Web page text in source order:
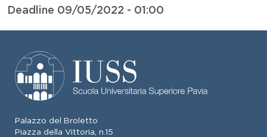
Deadline 09/05/2022 - 01:00
Palazzo del Broletto
Piazza della Vittoria, n.15